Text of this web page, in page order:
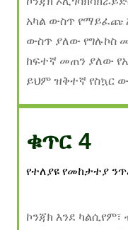
አካል ውስጥ የማይፈጩ
ውስጥ ያለው የግሉኮስ
ከፍተኛ መጠን ያለው
ይህም ዝቅተኛ የስኳር
ቁጥር 4
የተለያዩ የመከታተያ
ኮንጃክ እንደ ካልሲየም፣